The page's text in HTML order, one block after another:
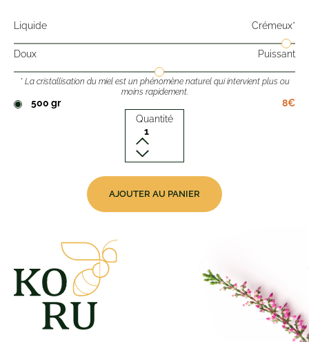
Liquide Crémeux*
Doux Puissant
* La cristallisation du miel est un phénomène naturel qui intervient plus ou
moins rapidement.
500 gr
8€
Quantité
AJOUTER AU PANIER